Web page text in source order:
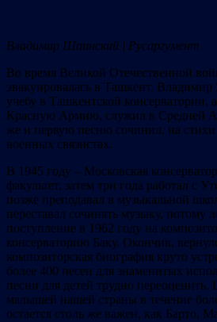
Владимир Шаинский | Русаргумент
Во время Великой Отечественной
эвакуировалась в Ташкент.
учебу в Ташкентской консерватории,
Красную Армию, служил в Средней
же и первую песню сочинил, на стихи
военных связистах.
В 1945 году – Московская
факультет, затем три года работал с
позже преподавал в музыкальной
переставал сочинять музыку, потому
поступление в 1962 году на
консерваторию Баку. Окончив,
композиторская биография круто
более 400 песен для знаменитых
песни для детей трудно
малышей нашей страны в течение
остается столь же важен, как Барто,